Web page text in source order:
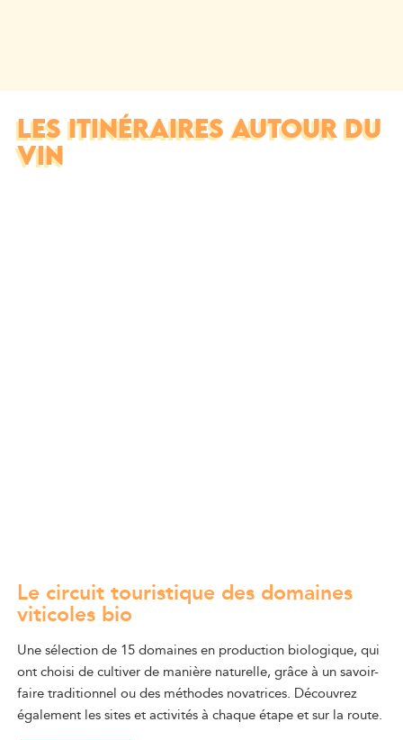
LES ITINÉRAIRES AUTOUR DU
VIN
Le circuit touristique des domaines
viticoles bio
Une sélection de 15 domaines en production biologique, qui
ont choisi de cultiver de manière naturelle, grâce à un savoir-
faire traditionnel ou des méthodes novatrices. Découvrez
également les sites et activités à chaque étape et sur la route.